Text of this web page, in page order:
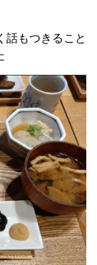
話もつきること